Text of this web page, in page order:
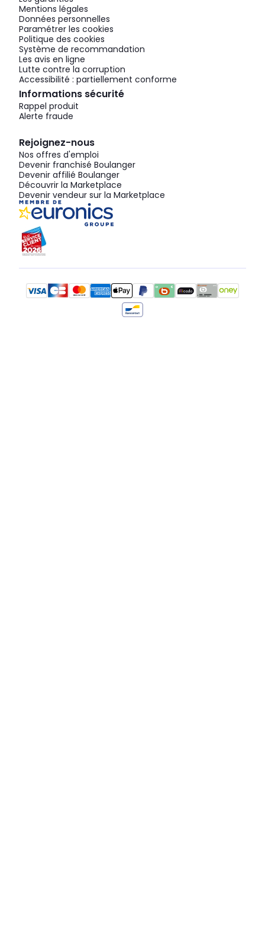
Mentions légales
Données personnelles
Paramétrer les cookies
Politique des cookies
Système de recommandation
Les avis en ligne
Lutte contre la corruption
Accessibilité : partiellement conforme
Informations sécurité
Rappel produit
Alerte fraude
Rejoignez-nous
Nos offres d'emploi
Devenir franchisé Boulanger
Devenir affilié Boulanger
Découvrir la Marketplace
Devenir vendeur sur la Marketplace